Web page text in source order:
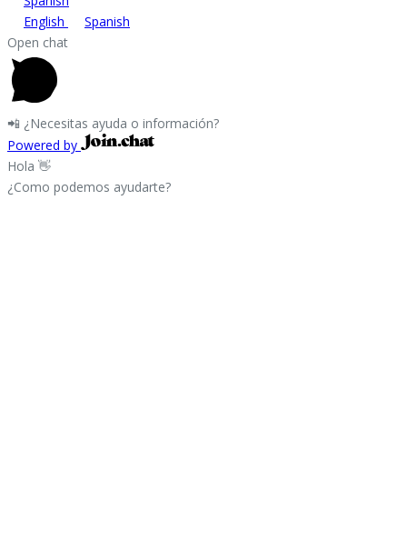
English
Spanish
Open chat
📲 ¿Necesitas ayuda o información?
Powered by
Hola 👋
¿Como podemos ayudarte?